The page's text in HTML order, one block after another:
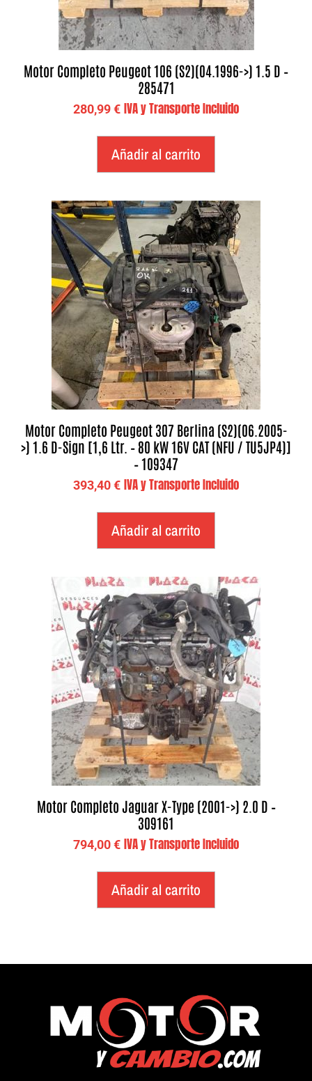
Motor Completo Peugeot 106 (S2)(04.1996->) 1.5 D –
285471
280,99€ IVA y Transporte Incluido
Añadir al carrito
Motor Completo Peugeot 307 Berlina (S2)(06.2005-
>) 1.6 D-Sign [1,6 Ltr. – 80 kW 16V CAT (NFU / TU5JP4)]
– 109347
393,40€ IVA y Transporte Incluido
Añadir al carrito
Motor Completo Jaguar X-Type (2001->) 2.0 D –
309161
794,00€ IVA y Transporte Incluido
Añadir al carrito